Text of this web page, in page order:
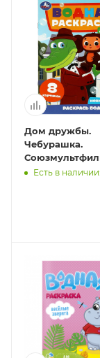
Дом дружбы.
Чебурашка.
Водная
Есть в